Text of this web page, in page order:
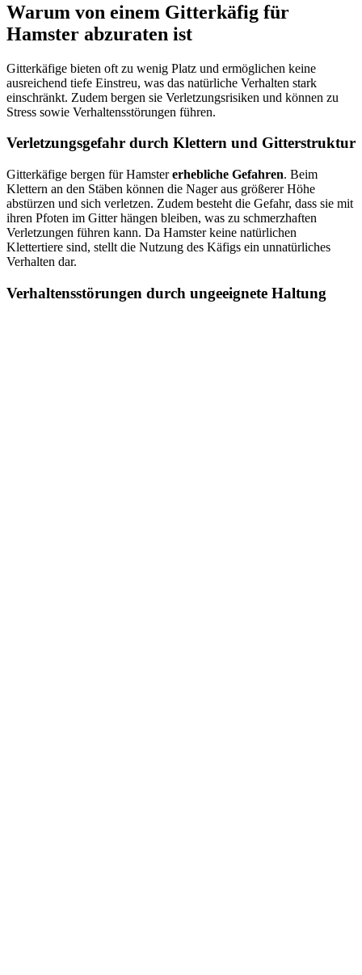
Warum von einem Gitterkäfig für
Hamster abzuraten ist
Gitterkäfige bieten oft zu wenig Platz und ermöglichen keine
ausreichend tiefe Einstreu, was das natürliche Verhalten stark
einschränkt. Zudem bergen sie Verletzungsrisiken und können zu
Stress sowie Verhaltensstörungen führen.
Verletzungsgefahr durch Klettern und Gitterstruktur
Gitterkäfige bergen für Hamstererhebliche Gefahren. Beim
Klettern an den Stäben können die Nager aus größerer Höhe
abstürzen und sich verletzen. Zudem besteht die Gefahr, dass sie mit
ihren Pfoten im Gitter hängen bleiben, was zu schmerzhaften
Verletzungen führen kann. Da Hamster keine natürlichen
Klettertiere sind, stellt die Nutzung des Käfigs ein unnatürliches
Verhalten dar.
Verhaltensstörungen durch ungeeignete Haltung